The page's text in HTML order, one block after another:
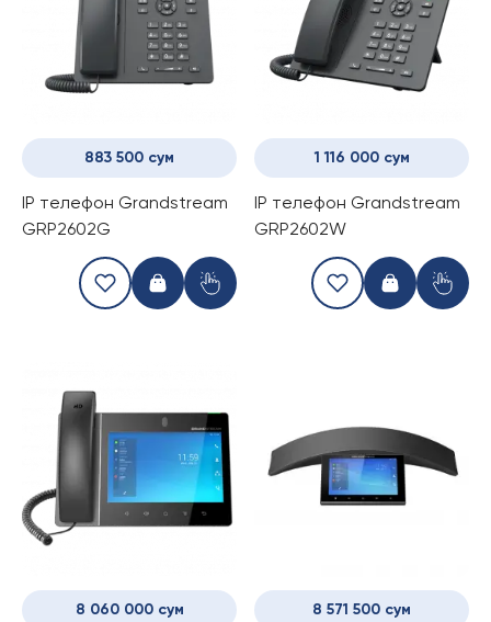
883 500 сум
IP телефон Grandstream
GRP2602G
1 116 000 сум
IP телефон Grandstream
GRP2602W
8 060 000 сум 8 571 500 сум